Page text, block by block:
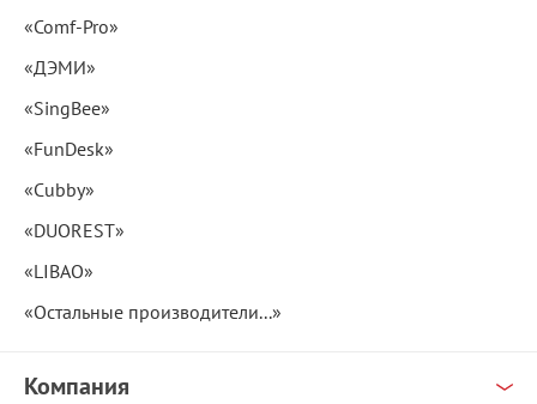
«Comf-Pro»
«ДЭМИ»
«SingBee»
«FunDesk»
«Cubby»
«DUOREST»
«LIBAO»
«Остальные производители...»
Компания